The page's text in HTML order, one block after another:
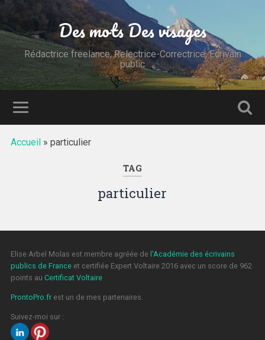
Des mots Des visages
Rédactrice freelance, Relectrice-Correctrice, Ecrivain
public
Accueil» particulier
TAG
particulier
Elise Arbel Molas est membre agréée de l'Académie des écrivains
publics de France et certifiée Expert Voltaire 2016 avec un score de 962
points au Certificat Voltaire
ProntoPro.fr est un de mes partenaires.
Suivez-moi sur :